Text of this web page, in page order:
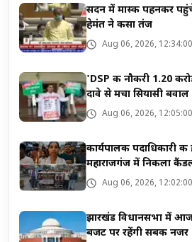
सदन में मास्क पहनकर
हेमंत ने कसा तंज
Aug 06, 2026,
'DSP की नौकरी 1.20
दावे से मचा सियासी बवाल
Aug 06, 2026,
कार्यपालक पदाधिकारी
महाराजगंज में निकला
Aug 06, 2026,
झारखंड विधानसभा में
बजट पर रहेंगी सबकी नजर